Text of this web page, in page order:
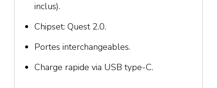
inclus).
Chipset: Quest 2.0.
Portes interchangeables.
Charge rapide via USB type-C.